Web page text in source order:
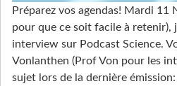
Préparez vos agendas! Mardi 11
pour que ce soit facile à retenir),
interview sur Podcast Science.
Vonlanthen (Prof Von pour les
sujet lors de la dernière émission: